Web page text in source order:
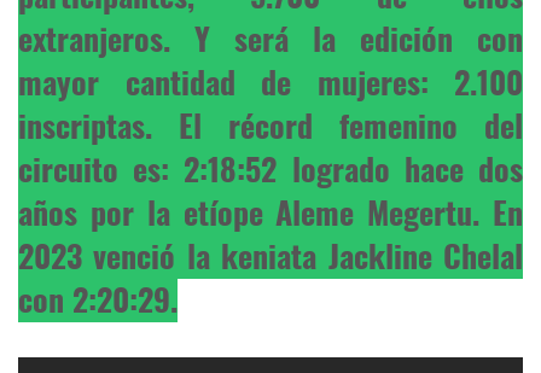
extranjeros. Y será la edición con
mayor cantidad de mujeres: 2.100
inscriptas. El récord femenino del
circuito es: 2:18:52 logrado hace dos
años por la etíope Aleme Megertu. En
2023 venció la keniata Jackline Chelal
con 2:20:29.